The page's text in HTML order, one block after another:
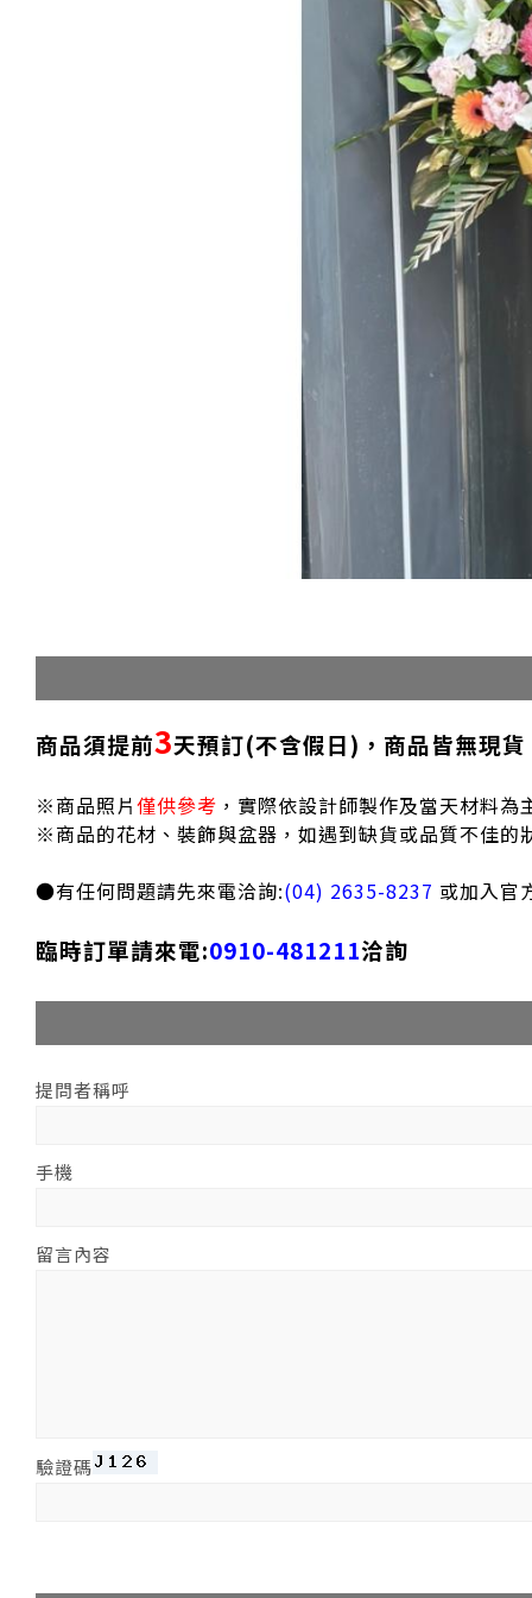
商品須提前3天預訂(不含假日)，商品皆無現
※商品照片僅供參考 ，實際依設計師製作及當天材料為
※商品的花材、裝飾與盆器，如遇到缺貨或品質不佳
●有任何問題請先來電洽詢:(04) 2635-8237 或加入官
臨時訂單請來電:0910-481211洽詢
提問者稱呼
手機
留言內容
驗證碼